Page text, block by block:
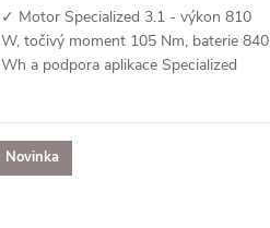
✓ Motor Specialized 3.1 - výkon 810
W, točivý moment 105 Nm, baterie 840
Wh a podpora aplikace Specialized
Novinka